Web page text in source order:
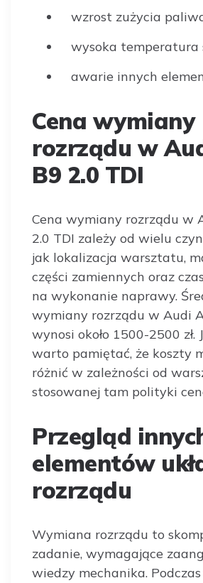
wzrost zużycia
wysoka temperatura
awarie innych
Cena wymiany
rozrządu w
B9 2.0 TDI
Cena wymiany rozrządu w
2.0 TDI zależy od wielu
jak lokalizacja warsztatu,
części zamiennych oraz
na wykonanie naprawy.
wymiany rozrządu w Audi
wynosi około 1500-2500 zł.
warto pamiętać, że koszty
różnić w zależności od
stosowanej tam polityki
Przegląd
elementów
rozrządu
Wymiana rozrządu to
zadanie, wymagające
wiedzy mechanika.